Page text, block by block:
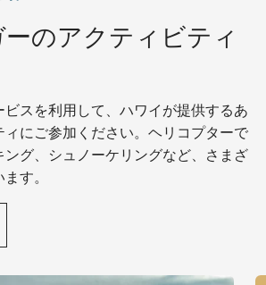
ビスを利用して、ハワイが提供するあ
ィにご参加ください。ヘリコプターで
グ、シュノーケリングなど、さまざ
す。